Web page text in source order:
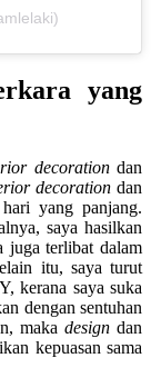
yang
decorationdan
decorationdan
yang panjang.
saya hasilkan
juga terlibat dalam
itu, saya turut
kerana saya suka
dengan sentuhan
makadesign dan
kepuasan sama